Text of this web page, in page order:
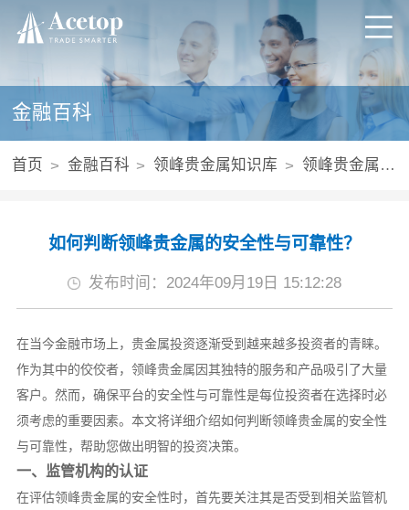
金融百科
首页 金融百科 领峰贵金属知识库 领峰贵金属可靠吗
如何判断领峰贵金属的安全性与可靠性？
发布时间：2024年09月19日 15:12:28
在当今金融市场上，贵金属投资逐渐受到越来越多投资者的青睐。
作为其中的佼佼者，领峰贵金属因其独特的服务和产品吸引了大量
客户。然而，确保平台的安全性与可靠性是每位投资者在选择时必
须考虑的重要因素。本文将详细介绍如何判断领峰贵金属的安全性
与可靠性，帮助您做出明智的投资决策。
一、监管机构的认证
在评估领峰贵金属的安全性时，首先要关注其是否受到相关监管机